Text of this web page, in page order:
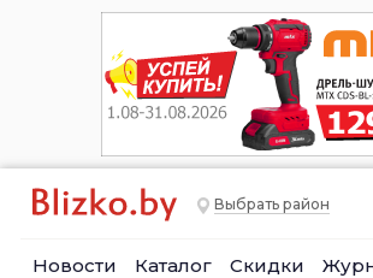
Выбрать район
Новости Каталог Скидки